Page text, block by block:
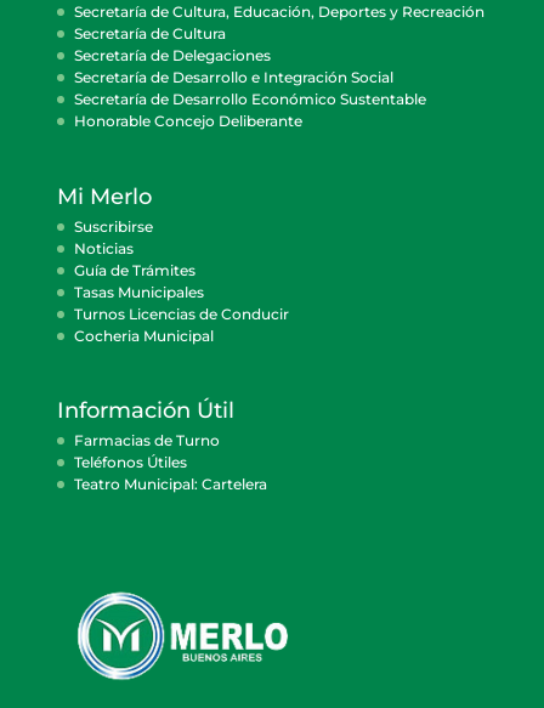
Secretaría de Cultura, Educación, Deportes y Recreación
Secretaría de Cultura
Secretaría de Delegaciones
Secretaría de Desarrollo e Integración Social
Secretaría de Desarrollo Económico Sustentable
Honorable Concejo Deliberante
Mi Merlo
Suscribirse
Noticias
Guía de Trámites
Tasas Municipales
Turnos Licencias de Conducir
Cocheria Municipal
Información Útil
Farmacias de Turno
Teléfonos Útiles
Teatro Municipal: Cartelera